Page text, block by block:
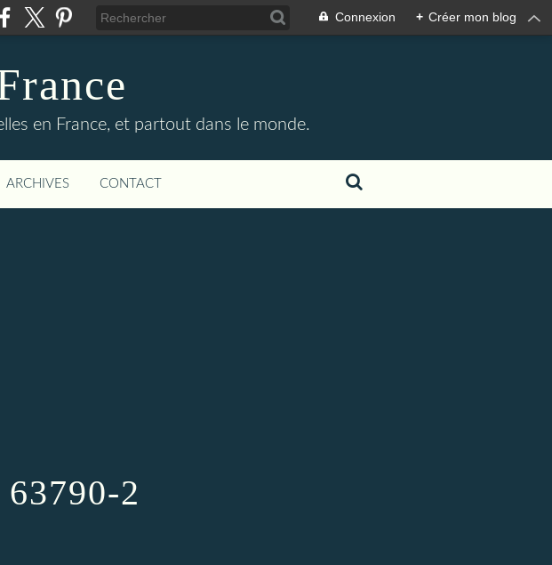
Connexion + Créer mon blog
en France, et partout dans le monde.
ARCHIVES CONTACT
2